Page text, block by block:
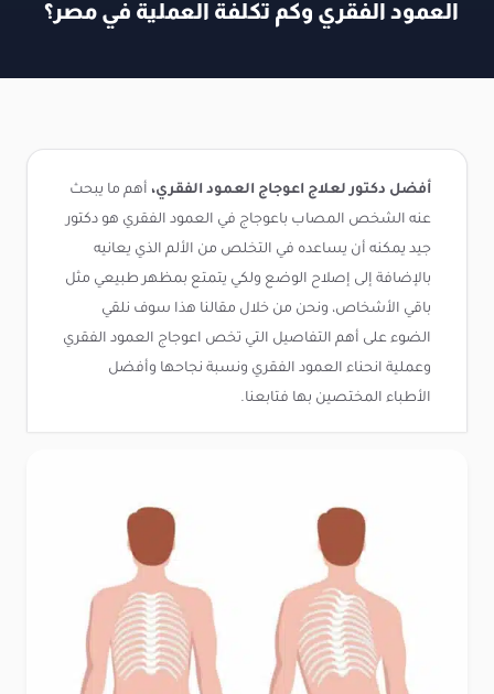
العمود الفقري وكم تكلفة العملية في مصر؟
أفضل دكتور لعلاج اعوجاج العمود الفقري، أهم ما يبحث
عنه الشخص المصاب باعوجاج في العمود الفقري هو دكتور
جيد يمكنه أن يساعده في التخلص من الألم الذي يعانيه
بالإضافة إلى إصلاح الوضع ولكي يتمتع بمظهر طبيعي مثل
باقي الأشخاص، ونحن من خلال مقالنا هذا سوف نلقي
الضوء على أهم التفاصيل التي تخص اعوجاج العمود الفقري
وعملية انحناء العمود الفقري ونسبة نجاحها وأفضل
الأطباء المختصين بها فتابعنا.